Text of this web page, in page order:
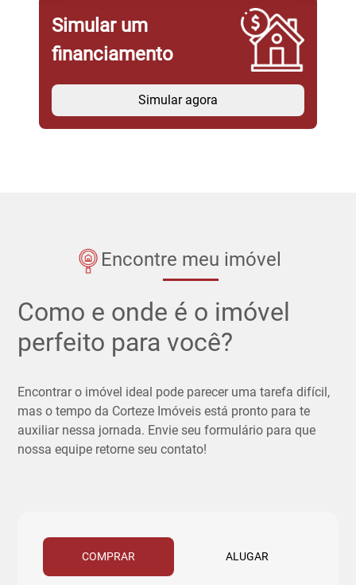
Simular um
financiamento
Simular agora
Encontre meu imóvel
Como e onde é o imóvel
perfeito para você?
Encontrar o imóvel ideal pode parecer uma tarefa difícil,
mas o tempo da Corteze Imóveis está pronto para te
auxiliar nessa jornada. Envie seu formulário para que
nossa equipe retorne seu contato!
COMPRAR ALUGAR